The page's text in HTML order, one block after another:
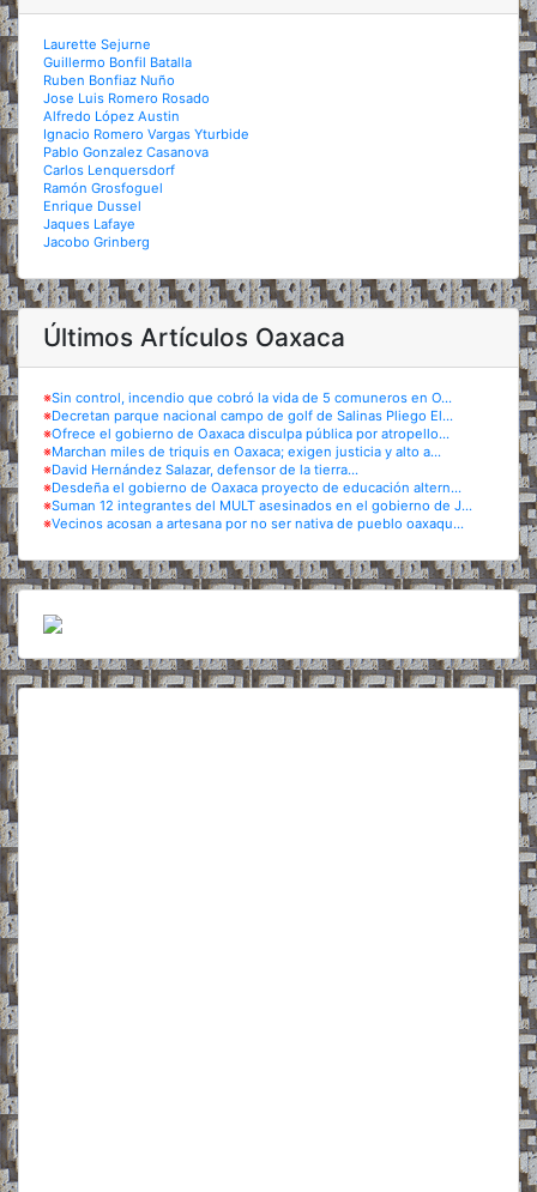
Laurette Sejurne
Guillermo Bonfil Batalla
Ruben Bonfiaz Nuño
Jose Luis Romero Rosado
Alfredo López Austin
Ignacio Romero Vargas Yturbide
Pablo Gonzalez Casanova
Carlos Lenquersdorf
Ramón Grosfoguel
Enrique Dussel
Jaques Lafaye
Jacobo Grinberg
Últimos Artículos Oaxaca
※Sin control, incendio que cobró la vida de 5 comuneros en O...
※Decretan parque nacional campo de golf de Salinas Pliego El...
※Ofrece el gobierno de Oaxaca disculpa pública por atropello...
※Marchan miles de triquis en Oaxaca; exigen justicia y alto a...
※David Hernández Salazar, defensor de la tierra...
※Desdeña el gobierno de Oaxaca proyecto de educación altern...
※Suman 12 integrantes del MULT asesinados en el gobierno de J...
※Vecinos acosan a artesana por no ser nativa de pueblo oaxaqu...